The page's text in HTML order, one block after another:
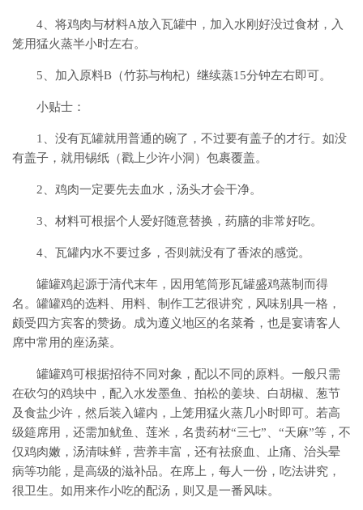
4、将鸡肉与材料A放入瓦罐中，加入水刚好没过食材，入
笼用猛火蒸半小时左右。
5、加入原料B（竹荪与枸杞）继续蒸15分钟左右即可。
小贴士：
1、没有瓦罐就用普通的碗了，不过要有盖子的才行。如没
有盖子，就用锡纸（戳上少许小洞）包裹覆盖。
2、鸡肉一定要先去血水，汤头才会干净。
3、材料可根据个人爱好随意替换，药膳的非常好吃。
4、瓦罐内水不要过多，否则就没有了香浓的感觉。
罐罐鸡起源于清代末年，因用笔筒形瓦罐盛鸡蒸制而得
名。罐罐鸡的选料、用料、制作工艺很讲究，风味别具一格，
颇受四方宾客的赞扬。成为遵义地区的名菜肴，也是宴请客人
席中常用的座汤菜。
罐罐鸡可根据招待不同对象，配以不同的原料。一般只需
在砍匀的鸡块中，配入水发墨鱼、拍松的姜块、白胡椒、葱节
及食盐少许，然后装入罐内，上笼用猛火蒸几小时即可。若高
级筵席用，还需加鱿鱼、莲米，名贵药材“三七”、“天麻”等，不
仅鸡肉嫩，汤清味鲜，营养丰富，还有祛瘀血、止痛、治头晕
病等功能，是高级的滋补品。在席上，每人一份，吃法讲究，
很卫生。如用来作小吃的配汤，则又是一番风味。